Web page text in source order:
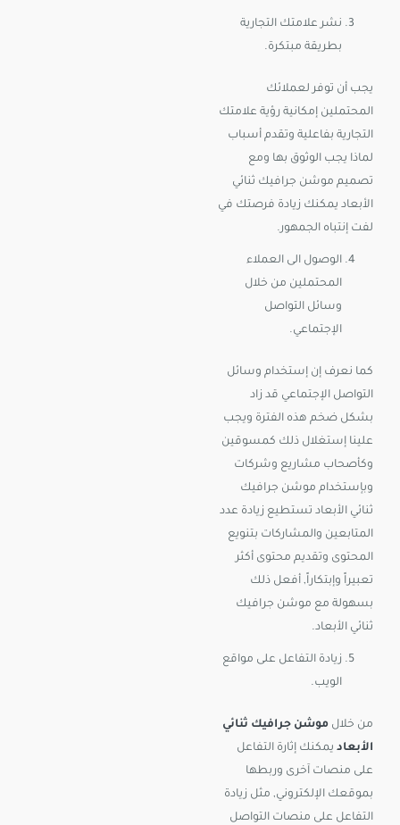
نشر علامتك التجارية
بطريقة مبتكرة.
يجب أن توفر لعملائك
المحتملين إمكانية رؤية علامتك
التجارية بفاعلية وتقدم أسباب
لماذا يجب الوثوق بها ومع
تصميم موشن جرافيك ثنائي
الأبعاد يمكنك زيادة فرصتك في
لفت إنتباه الجمهور.
الوصول الى العملاء
المحتملين من خلال
وسائل التواصل
الإجتماعي.
كما نعرف إن إستخدام وسائل
التواصل الإجتماعي قد زاد
بشكل ضخم هذه الفترة ويجب
علينا إستغلال ذلك كمسوقين
وكأصحاب مشاريع وشركات
وبإستخدام موشن جرافيك
ثنائي الأبعاد تستطيع زيادة عدد
المتابعين والمشاركات بتنويع
المحتوى وتقديم محتوى أكثر
تعبيراً وإبتكاراً, أفعل ذلك
بسهولة مع موشن جرافيك
ثنائي الأبعاد.
زيادة التفاعل على مواقع
الويب.
من خلال موشن جرافيك ثنائي
الأبعاد يمكنك إثارة التفاعل
على منصات آخرى وربطها
بموقعك الإلكتروني, مثل زيادة
التفاعل على منصات التواصل